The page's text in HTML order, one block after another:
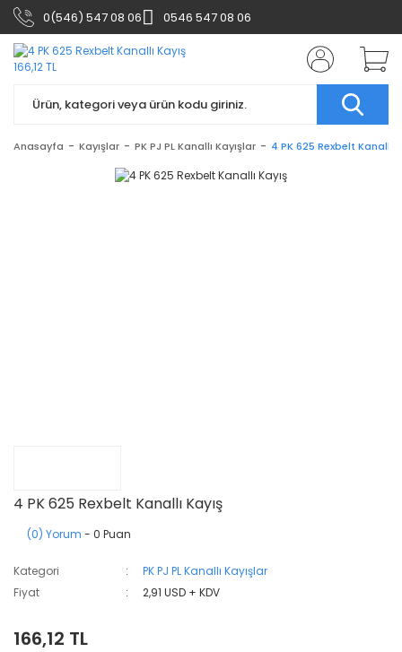
0(546) 547 08 06 0546 547 08 06
Anasayfa Kayışlar PK PJ PL Kanallı Kayışlar 4 PK 625 Rexbelt Kanallı
4 PK 625 Rexbelt Kanallı Kayış
(0) Yorum - 0 Puan
Kategori
PK PJ PL Kanallı Kayışlar
Fiyat
2,91 USD + KDV
166,12 TL